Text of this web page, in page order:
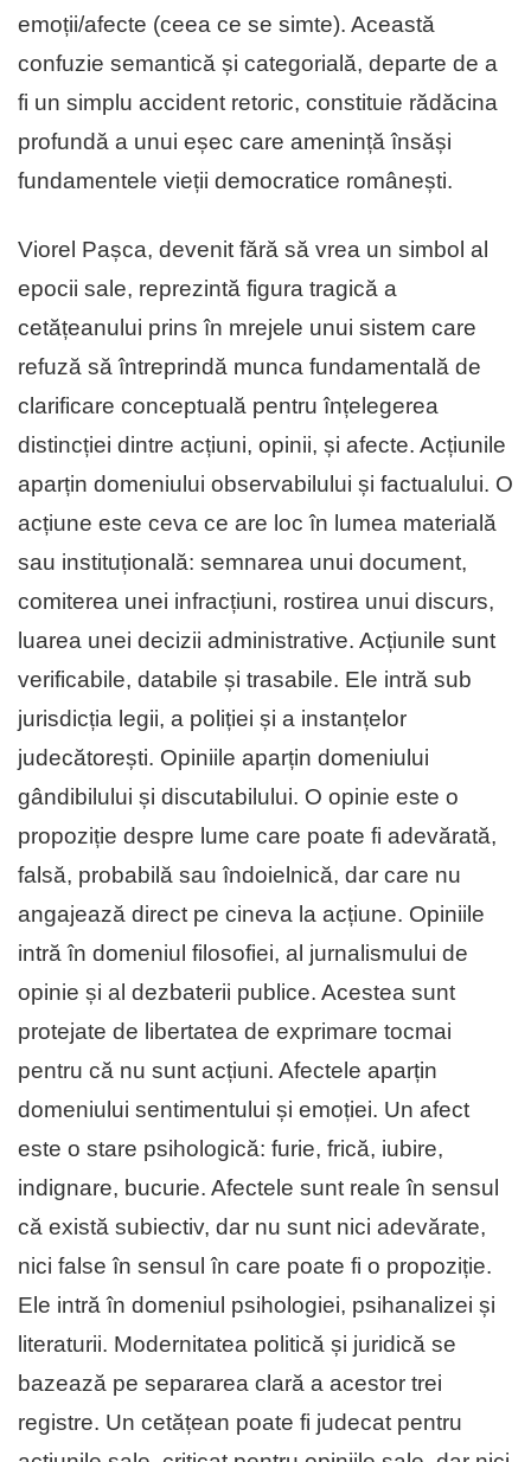
emoții/afecte (ceea ce se simte). Această
confuzie semantică și categorială, departe de a
fi un simplu accident retoric, constituie rădăcina
profundă a unui eșec care amenință însăși
fundamentele vieții democratice românești.
Viorel Pașca, devenit fără să vrea un simbol al
epocii sale, reprezintă figura tragică a
cetățeanului prins în mrejele unui sistem care
refuză să întreprindă munca fundamentală de
clarificare conceptuală pentru înțelegerea
distincției dintre acțiuni, opinii, și afecte. Acțiunile
aparțin domeniului observabilului și factualului. O
acțiune este ceva ce are loc în lumea materială
sau instituțională: semnarea unui document,
comiterea unei infracțiuni, rostirea unui discurs,
luarea unei decizii administrative. Acțiunile sunt
verificabile, databile și trasabile. Ele intră sub
jurisdicția legii, a poliției și a instanțelor
judecătorești. Opiniile aparțin domeniului
gândibilului și discutabilului. O opinie este o
propoziție despre lume care poate fi adevărată,
falsă, probabilă sau îndoielnică, dar care nu
angajează direct pe cineva la acțiune. Opiniile
intră în domeniul filosofiei, al jurnalismului de
opinie și al dezbaterii publice. Acestea sunt
protejate de libertatea de exprimare tocmai
pentru că nu sunt acțiuni. Afectele aparțin
domeniului sentimentului și emoției. Un afect
este o stare psihologică: furie, frică, iubire,
indignare, bucurie. Afectele sunt reale în sensul
că există subiectiv, dar nu sunt nici adevărate,
nici false în sensul în care poate fi o propoziție.
Ele intră în domeniul psihologiei, psihanalizei și
literaturii. Modernitatea politică și juridică se
bazează pe separarea clară a acestor trei
registre. Un cetățean poate fi judecat pentru